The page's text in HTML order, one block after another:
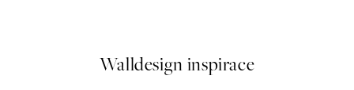
Walldesign inspirace